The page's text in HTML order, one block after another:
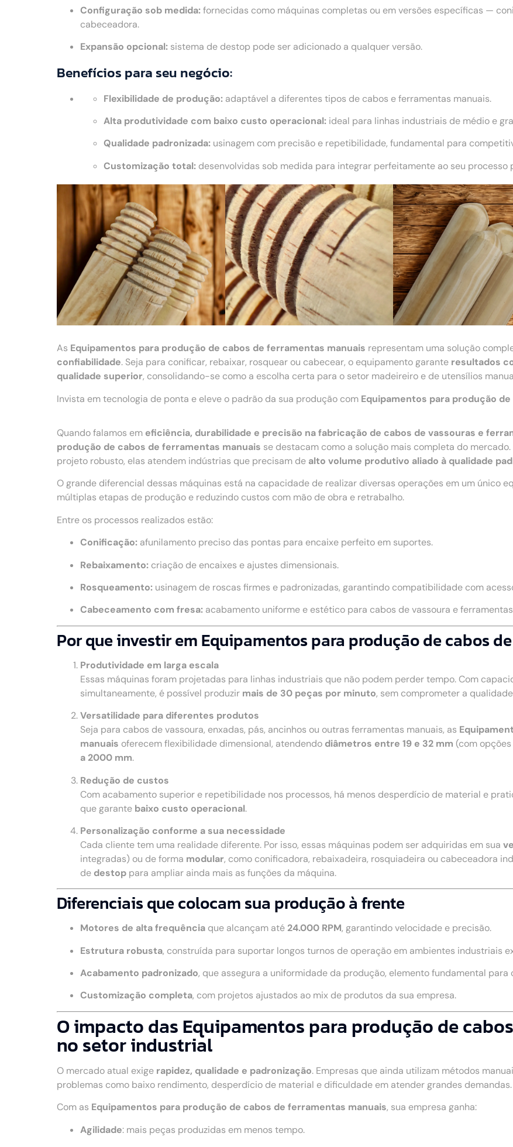
Configuração sob medida:fornecidas como máquinas completas ou em versões específicas —
cabeceadora.
Expansão opcional: sistema de destop pode ser adicionado a qualquer versão.
Benefícios para seu negócio:
Flexibilidade de produção: adaptável a diferentes tipos de cabos e ferramentas manuais.
Alta produtividade com baixo custo operacional: ideal para linhas industriais de médio e
Qualidade padronizada: usinagem com precisão e repetibilidade, fundamental para
Customização total: desenvolvidas sob medida para integrar perfeitamente ao seu processo
As Equipamentos para produção de cabos de ferramentas manuais representam uma solução
confiabilidade. Seja para conificar, rebaixar, rosquear ou cabecear, o equipamento garante resultados
qualidade superior, consolidando-se como a escolha certa para o setor madeireiro e de utensílios
Invista em tecnologia de ponta e eleve o padrão da sua produção com Equipamentos para produção
Quando falamos em eficiência, durabilidade e precisão na fabricação de cabos de vassouras e
produção de cabos de ferramentas manuais se destacam como a solução mais completa do
projeto robusto, elas atendem indústrias que precisam de alto volume produtivo aliado à qualidade
O grande diferencial dessas máquinas está na capacidade de realizar diversas operações em um único
múltiplas etapas de produção e reduzindo custos com mão de obra e retrabalho.
Entre os processos realizados estão:
Conificação: afunilamento preciso das pontas para encaixe perfeito em suportes.
Rebaixamento: criação de encaixes e ajustes dimensionais.
Rosqueamento: usinagem de roscas firmes e padronizadas, garantindo compatibilidade com
Cabeceamento com fresa: acabamento uniforme e estético para cabos de vassoura e
Por que investir em Equipamentos para produção de cabos
Produtividade em larga escala
Essas máquinas foram projetadas para linhas industriais que não podem perder tempo. Com
simultaneamente, é possível produzir mais de 30 peças por minuto, sem comprometer a
Versatilidade para diferentes produtos
Seja para cabos de vassoura, enxadas, pás, ancinhos ou outras ferramentas manuais, as
manuais oferecem flexibilidade dimensional, atendendo diâmetros entre 19 e 32 mm (com
a 2000 mm.
Redução de custos
Com acabamento superior e repetibilidade nos processos, há menos desperdício de material e
que garante baixo custo operacional.
Personalização conforme a sua necessidade
Cada cliente tem uma realidade diferente. Por isso, essas máquinas podem ser adquiridas em sua
integradas) ou de forma modular, como conificadora, rebaixadeira, rosquiadeira ou cabeceadora
de destop para ampliar ainda mais as funções da máquina.
Diferenciais que colocam sua produção à frente
Motores de alta frequência que alcançam até 24.000 RPM, garantindo velocidade e precisão.
Estrutura robusta, construída para suportar longos turnos de operação em ambientes industriais
Acabamento padronizado, que assegura a uniformidade da produção, elemento fundamental
Customização completa, com projetos ajustados ao mix de produtos da sua empresa.
O impacto das Equipamentos para produção de
no setor industrial
O mercado atual exige rapidez, qualidade e padronização. Empresas que ainda utilizam métodos
problemas como baixo rendimento, desperdício de material e dificuldade em atender grandes demandas.
Com as Equipamentos para produção de cabos de ferramentas manuais, sua empresa ganha:
Agilidade: mais peças produzidas em menos tempo.